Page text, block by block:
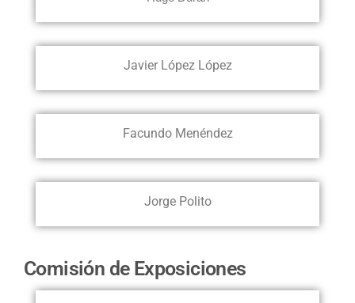
Javier López López
Facundo Menéndez
Jorge Polito
Comisión de Exposiciones